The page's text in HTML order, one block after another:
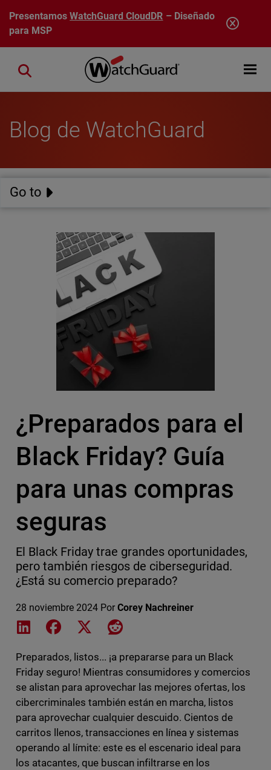
Pasar al contenido principal
PresentamosWatchGuard CloudDR – Diseñado
para MSP
Open
Close search
Blog de WatchGuard
Go to
¿Preparados para el
Black Friday? Guía
para unas compras
seguras
El Black Friday trae grandes oportunidades,
pero también riesgos de ciberseguridad.
¿Está su comercio preparado?
28 noviembre 2024 Por Corey Nachreiner
Share on LinkedIn
Share on Facebook
Share on XShare on Reddit
Preparados, listos... ¡a prepararse para un Black
Friday seguro! Mientras consumidores y comercios
se alistan para aprovechar las mejores ofertas, los
cibercriminales también están en marcha, listos
para aprovechar cualquier descuido. Cientos de
carritos llenos, transacciones en línea y sistemas
operando al límite: este es el escenario ideal para
los atacantes, que buscan infiltrarse en los